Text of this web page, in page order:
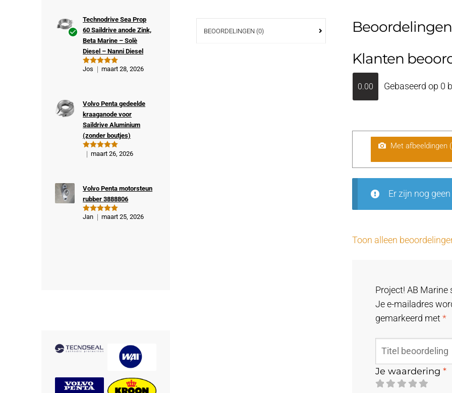
BEOORDELINGEN (0)
Beoordelingen
Klanten
0.00 Gebaseerd op 0
Met afbeeldingen (
Er zijn nog
Toon alleen
Project! AB Marine
Je e-mailadres
gemarkeerd met *
Je waardering *
Gewaardeer
Technodrive Sea Prop
60 Saildrive anode Zink,
Beta Marine – Solè
Diesel – Nanni Diesel
Jos maart 28, 2026
Gewaardeer
Volvo Penta gedeelde
kraaganode voor
Saildrive Aluminium
(zonder boutjes)
maart 26, 2026
Gewaardeer
Volvo Penta motorsteun
rubber 3888806
Jan maart 25, 2026